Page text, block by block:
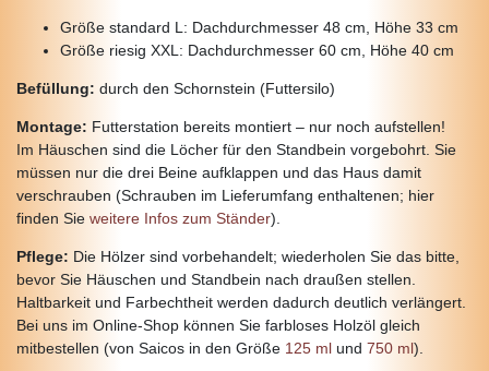
Größe standard L: Dachdurchmesser 48 cm, Höhe 33 cm
Größe riesig XXL: Dachdurchmesser 60 cm, Höhe 40 cm
Befüllung: durch den Schornstein (Futtersilo)
Montage: Futterstation bereits montiert – nur noch aufstellen!
Im Häuschen sind die Löcher für den Standbein vorgebohrt. Sie
müssen nur die drei Beine aufklappen und das Haus damit
verschrauben (Schrauben im Lieferumfang enthaltenen; hier
finden Sie weitere Infos zum Ständer).
Pflege: Die Hölzer sind vorbehandelt; wiederholen Sie das bitte,
bevor Sie Häuschen und Standbein nach draußen stellen.
Haltbarkeit und Farbechtheit werden dadurch deutlich verlängert.
Bei uns im Online-Shop können Sie farbloses Holzöl gleich
mitbestellen (von Saicos in den Größe 125 ml und 750 ml).